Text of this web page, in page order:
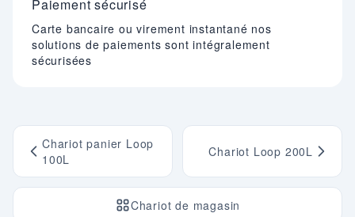
Paiement sécurisé
Carte bancaire ou virement instantané nos
solutions de paiements sont intégralement
sécurisées
Chariot panier Loop
100L
Chariot de magasin
Chariot Loop 200L